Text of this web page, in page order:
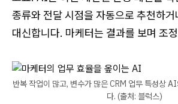
종류와 전달 시점을 자동으로 추천하
대신합니다. 마케터는 결과를 보며 조
반복 작업이 많고, 변수가 많은 CRM 업무 특성상
다. (출처: 블럭스)